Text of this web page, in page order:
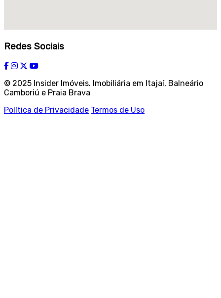
Redes Sociais
© 2025 Insider Imóveis. Imobiliária em Itajaí, Balneário
Camboriú e Praia Brava
Política de Privacidade Termos de Uso